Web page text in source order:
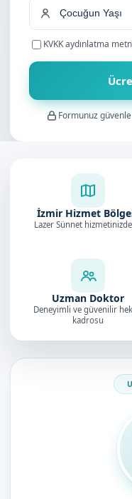
KVKK aydınlatma
Formunuz
İzmir Hizmet
Lazer Sünnet
Uzman Doktor
Deneyimli ve güvenilir
kadrosu
Doktorumuz